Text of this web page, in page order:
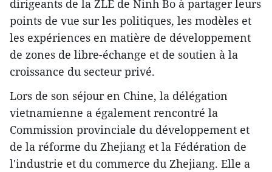
dirigeants de la ZLE de Ninh Bo à partager leurs
points de vue sur les politiques, les modèles et
les expériences en matière de développement
de zones de libre-échange et de soutien à la
croissance du secteur privé.
Lors de son séjour en Chine, la délégation
vietnamienne a également rencontré la
Commission provinciale du développement et
de la réforme du Zhejiang et la Fédération de
l'industrie et du commerce du Zhejiang. Elle a